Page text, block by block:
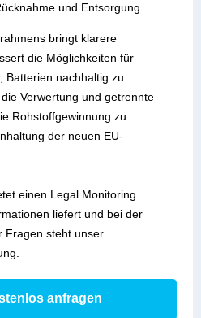
und Entsorgung.
bringt klarere
die Möglichkeiten für
Batterien nachhaltig zu
Verwertung und getrennte
Rohstoffgewinnung zu
der neuen EU-
einen Legal Monitoring
liefert und bei der
Fragen steht unser
anfragen